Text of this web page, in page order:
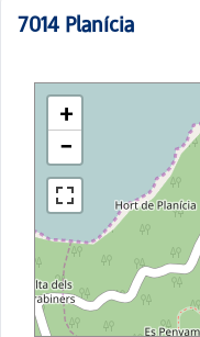
7014 Planícia